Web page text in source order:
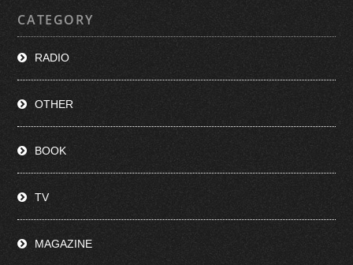
CATEGORY
RADIO
OTHER
BOOK
TV
MAGAZINE